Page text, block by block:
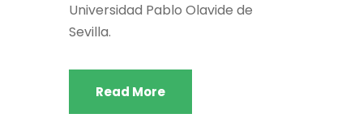
Universidad Pablo Olavide de
Sevilla.
Read More